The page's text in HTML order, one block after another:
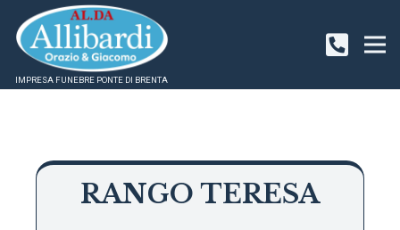
IMPRESA FUNEBRE PONTE DI BRENTA
RANGO TERESA